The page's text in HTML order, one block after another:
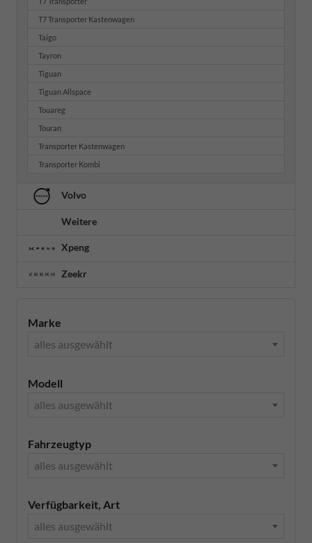
T7 Transporter Kastenwagen
Taigo
Tayron
Tiguan
Tiguan Allspace
Touareg
Touran
Transporter Kastenwagen
Transporter Kombi
Volvo
Weitere
Xpeng
Zeekr
Marke
alles ausgewählt
Modell
alles ausgewählt
Fahrzeugtyp
alles ausgewählt
Verfügbarkeit, Art
alles ausgewählt